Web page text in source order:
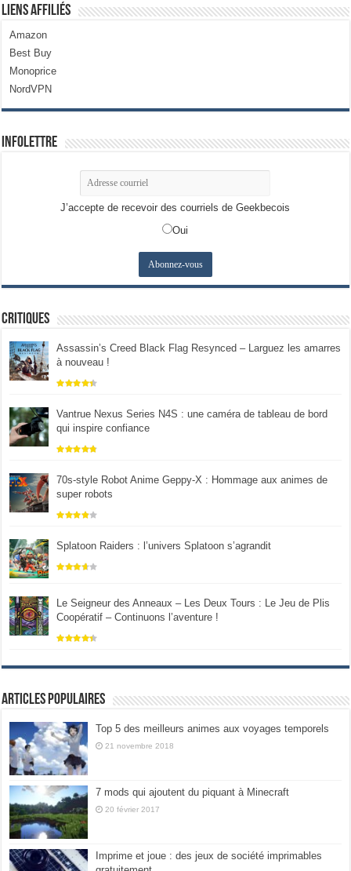
Liens Affiliés
Amazon
Best Buy
Monoprice
NordVPN
Infolettre
J’accepte de recevoir des courriels de Geekbecois
Oui
Critiques
Assassin’s Creed Black Flag Resynced – Larguez les amarres
à nouveau !
Vantrue Nexus Series N4S : une caméra de tableau de bord
qui inspire confiance
70s-style Robot Anime Geppy-X : Hommage aux animes de
super robots
Splatoon Raiders : l’univers Splatoon s’agrandit
Le Seigneur des Anneaux – Les Deux Tours : Le Jeu de Plis
Coopératif – Continuons l’aventure !
Articles populaires
Top 5 des meilleurs animes aux voyages temporels
21 novembre 2018
7 mods qui ajoutent du piquant à Minecraft
20 février 2017
Imprime et joue : des jeux de société imprimables